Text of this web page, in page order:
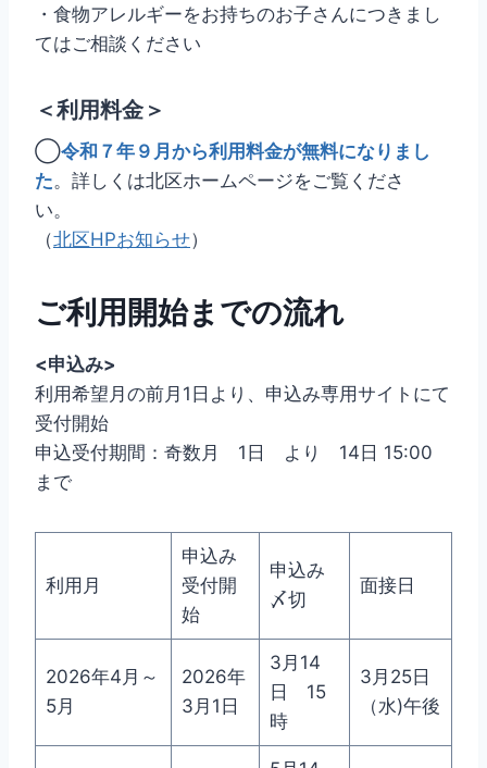
・食物アレルギーをお持ちのお子さんにつきまし
てはご相談ください
＜利用料金＞
◯令和７年９月から利用料金が無料になりまし
た。詳しくは北区ホームページをご覧くださ
い。
（北区HPお知らせ）
ご利用開始までの流れ
<申込み>
利用希望月の前月1日より、申込み専用サイトにて
受付開始
申込受付期間：奇数月 1日 より 14日 15:00
まで
利用月
申込み
受付開
始
申込み
〆切
面接日
2026年4月～
5月
2026年
3月1日
3月14
日 15
時
3月25日
（水)午後